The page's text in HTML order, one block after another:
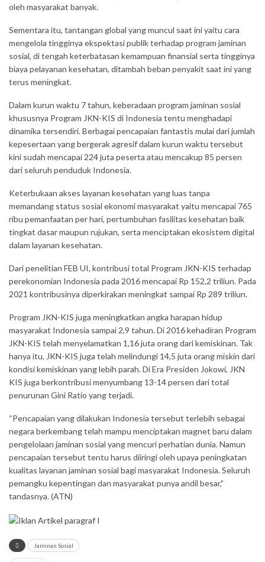
oleh masyarakat banyak.
Sementara itu, tantangan global yang muncul saat ini yaitu cara
mengelola tingginya ekspektasi publik terhadap program jaminan
sosial, di tengah keterbatasan kemampuan finansial serta tingginya
biaya pelayanan kesehatan, ditambah beban penyakit saat ini yang
terus meningkat.
Dalam kurun waktu 7 tahun, keberadaan program jaminan sosial
khususnya Program JKN-KIS di Indonesia tentu menghadapi
dinamika tersendiri. Berbagai pencapaian fantastis mulai dari jumlah
kepesertaan yang bergerak agresif dalam kurun waktu tersebut
kini sudah mencapai 224 juta peserta atau mencakup 85 persen
dari seluruh penduduk Indonesia.
Keterbukaan akses layanan kesehatan yang luas tanpa
memandang status sosial ekonomi masyarakat yaitu mencapai 765
ribu pemanfaatan per hari, pertumbuhan fasilitas kesehatan baik
tingkat dasar maupun rujukan, serta menciptakan ekosistem digital
dalam layanan kesehatan.
Dari penelitian FEB UI, kontribusi total Program JKN-KIS terhadap
perekonomian Indonesia pada 2016 mencapai Rp 152,2 triliun. Pada
2021 kontribusinya diperkirakan meningkat sampai Rp 289 triliun.
Program JKN-KIS juga meningkatkan angka harapan hidup
masyarakat Indonesia sampai 2,9 tahun. Di 2016 kehadiran Program
JKN-KIS telah menyelamatkan 1,16 juta orang dari kemiskinan. Tak
hanya itu, JKN-KIS juga telah melindungi 14,5 juta orang miskin dari
kondisi kemiskinan yang lebih parah. Di Era Presiden Jokowi, JKN
KIS juga berkontribusi menyumbang 13-14 persen dari total
penurunan Gini Ratio yang terjadi.
“Pencapaian yang dilakukan Indonesia tersebut terlebih sebagai
negara berkembang telah mampu menciptakan magnet baru dalam
pengelolaan jaminan sosial yang mencuri perhatian dunia. Namun
pencapaian tersebut tentu harus diiringi oleh upaya peningkatan
kualitas layanan jaminan sosial bagi masyarakat Indonesia. Seluruh
pemangku kepentingan dan masyarakat punya andil besar,”
tandasnya. (ATN)
Jaminan Sosial